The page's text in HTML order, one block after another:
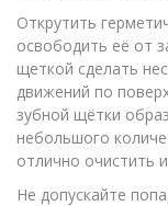
Открутить
освободить её от
щеткой сделать
движений по
зубной щётки
небольшого
отлично очистить
Не допускайте